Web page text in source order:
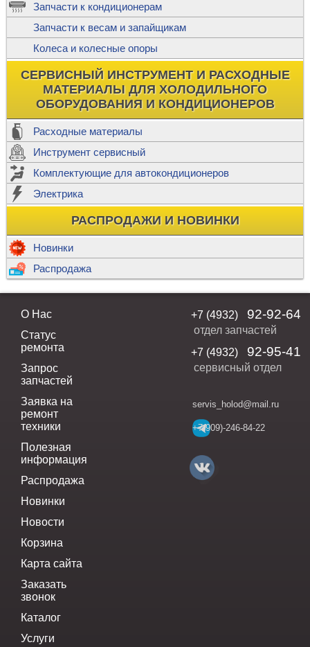
Запчасти к кондиционерам
Запчасти к весам и запайщикам
Колеса и колесные опоры
СЕРВИСНЫЙ ИНСТРУМЕНТ И РАСХОДНЫЕ
МАТЕРИАЛЫ ДЛЯ ХОЛОДИЛЬНОГО
ОБОРУДОВАНИЯ И КОНДИЦИОНЕРОВ
Расходные материалы
Инструмент сервисный
Комплектующие для автокондиционеров
Электрика
РАСПРОДАЖИ И НОВИНКИ
Новинки
Распродажа
О Нас
Статус
ремонта
Запрос
запчастей
Заявка на
ремонт
техники
Полезная
информация
Распродажа
Новинки
Новости
Корзина
Карта сайта
Заказать
звонок
Каталог
Услуги
+7 (4932) 92-92-64
отдел запчастей
+7 (4932)
92-95-41
сервисный отдел
servis_holod@mail.ru
+7(909)-246-84-22